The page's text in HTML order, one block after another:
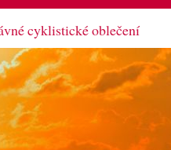
cyklistické oblečení